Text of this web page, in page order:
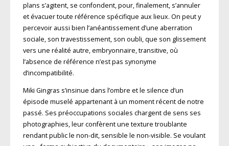
plans s’agitent, se confondent, pour, finalement, s’annuler
et évacuer toute référence spécifique aux lieux. On peut y
percevoir aussi bien l’anéantissement d’une aberration
sociale, son travestissement, son oubli, que son glissement
vers une réalité autre, embryonnaire, transitive, où
l’absence de référence n’est pas synonyme
d’incompatibilité.
Miki Gingras s’insinue dans l’ombre et le silence d’un
épisode muselé appartenant à un moment récent de notre
passé. Ses préoccupations sociales chargent de sens ses
photographies, leur confèrent une texture troublante
rendant public le non-dit, sensible le non-visible. Se voulant